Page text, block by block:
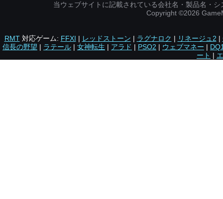
当ウェブサイトに記載されている会社名・製品名・
Copyright ©2026
RMT対応ゲーム: FFXI | レッドストーン | ラグナロク | リネージュ2 |
信長の野望 | ラテール | 女神転生 | アラド | PSO2 | ウェブマネー |
ート |